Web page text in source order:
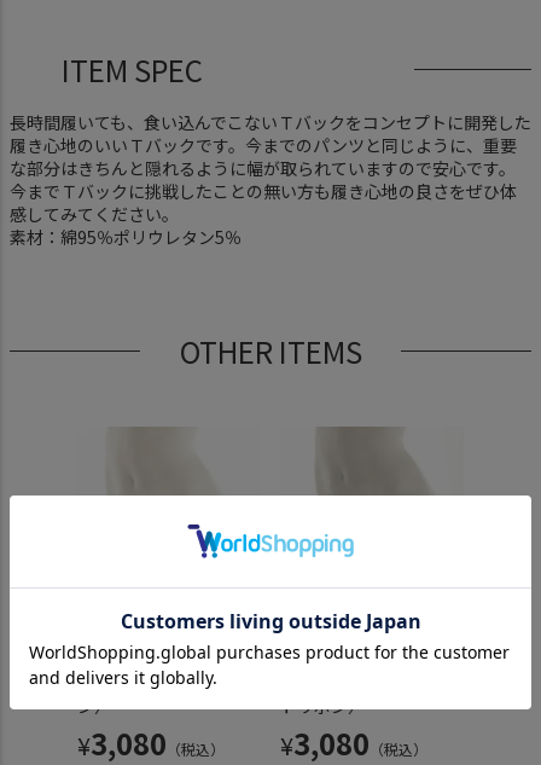
ITEM SPEC
長時間履いても、食い込んでこないＴバックをコンセプトに開発した
履き心地のいいＴバックです。今までのパンツと同じように、重要
な部分はきちんと隠れるように幅が取られていますので安心です。
今までＴバックに挑戦したことの無い方も履き心地の良さをぜひ体
感してみてください。
素材：綿95％ポリウレタン5％
OTHER ITEMS
オー
スハ
超超ローライズ コット
ンTバック〈黒×黒リボ
ン〉
¥3,080 （税込）
超超ローライズ コット
トリボン〉
¥3,080 （税込）
超超ロ